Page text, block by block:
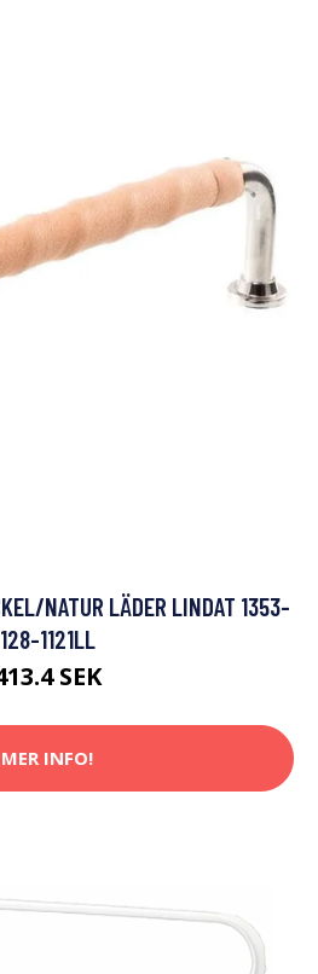
NATUR LÄDER LINDAT 1353-
128-1121LL
SEK
MER INFO!